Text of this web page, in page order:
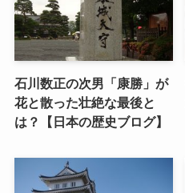
石川数正の次男「康勝」が
花と散った壮絶な最後と
は？【日本の歴史ブログ】